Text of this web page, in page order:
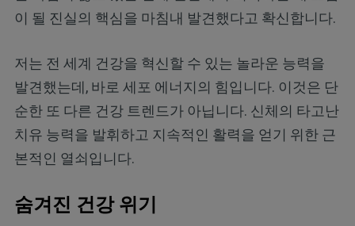
이 될 진실의 핵심을 마침내 발견했다고 확신합니다.
저는 전 세계 건강을 혁신할 수 있는 놀라운 능력을
발견했는데, 바로 세포 에너지의 힘입니다. 이것은 단
순한 또 다른 건강 트렌드가 아닙니다. 신체의 타고난
치유 능력을 발휘하고 지속적인 활력을 얻기 위한 근
본적인 열쇠입니다.
숨겨진 건강 위기